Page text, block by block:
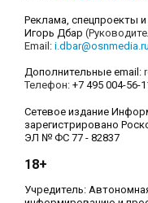
Реклама, спецпроекты
Игорь Дбар
Email: i.dbar@osnmedia.ru
Дополнительные email:
Телефон: +7 495 004-56-
Сетевое издание
зарегистрировано
ЭЛ № ФС 77 - 82837
18+
Учредитель: